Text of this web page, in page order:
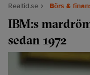
Realtid.se Börs &
IBM:s
sedan 1972